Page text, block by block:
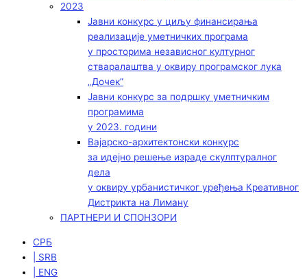
2023
Јавни конкурс у циљу финансирања
реализације уметничких програма
у просторима независног културног
стваралаштва у оквиру програмског лука
„Дочек”
Јавни конкурс за подршку уметничким
програмима
у 2023. години
Вајарско-архитектонски конкурс
за идејно решење израде скулптуралног
дела
у оквиру урбанистичког уређења Креативног
Дистрикта на Лиману
ПАРТНЕРИ И СПОНЗОРИ
СРБ
| SRB
| ENG